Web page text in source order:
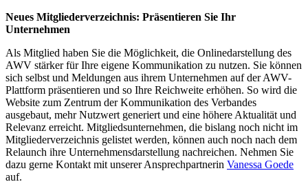
Neues Mitgliederverzeichnis: Präsentieren Sie Ihr
Unternehmen
Als Mitglied haben Sie die Möglichkeit, die Onlinedarstellung des
AWV stärker für Ihre eigene Kommunikation zu nutzen. Sie können
sich selbst und Meldungen aus ihrem Unternehmen auf der AWV-
Plattform präsentieren und so Ihre Reichweite erhöhen. So wird die
Website zum Zentrum der Kommunikation des Verbandes
ausgebaut, mehr Nutzwert generiert und eine höhere Aktualität und
Relevanz erreicht. Mitgliedsunternehmen, die bislang noch nicht im
Mitgliederverzeichnis gelistet werden, können auch noch nach dem
Relaunch ihre Unternehmensdarstellung nachreichen. Nehmen Sie
dazu gerne Kontakt mit unserer Ansprechpartnerin Vanessa Goede
auf.